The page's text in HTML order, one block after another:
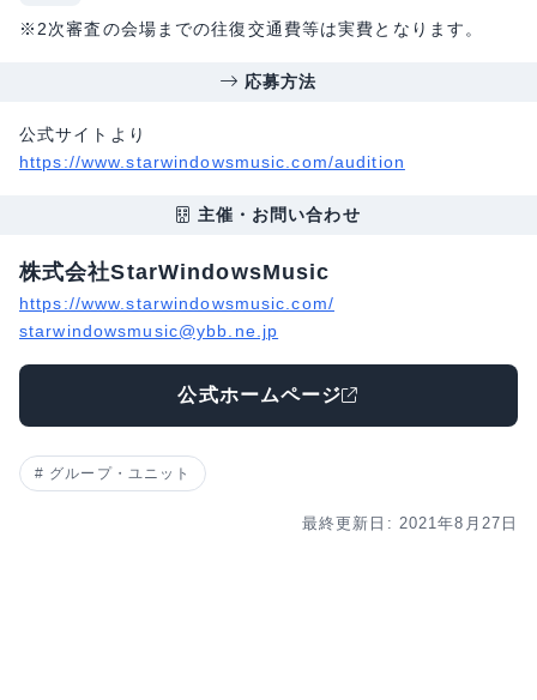
※2次審査の会場までの往復交通費等は実費となります。
応募方法
公式サイトより
https://www.starwindowsmusic.com/audition
主催・お問い合わせ
株式会社StarWindowsMusic
https://www.starwindowsmusic.com/
starwindowsmusic@ybb.ne.jp
公式ホームページ
グループ・ユニット
最終更新日: 2021年8月27日